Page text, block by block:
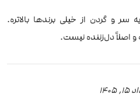
و گردن از خیلی برندها بالاتره.
اصلاً دل‌زننده نیست.
1405